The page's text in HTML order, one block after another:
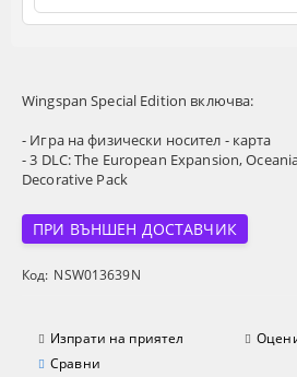
Wingspan Special Edition включва:
- Игра на физически носител - карта
- 3 DLC: The European Expansion,
Decorative Pack
ПРИ ВЪНШЕН ДОСТАВЧИК
Код: NSW013639N
Изпрати на приятел
Сравни